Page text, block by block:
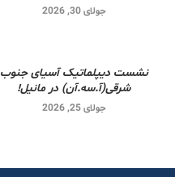
جولای 30, 2026
نشست دیپلماتیک آسیای جنوب
شرقی‌(آ.سه.آن) در مانیل!
جولای 25, 2026